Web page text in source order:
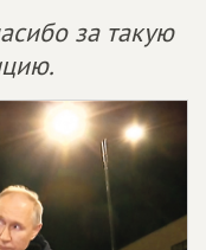
за такую